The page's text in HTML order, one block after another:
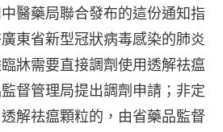
醫藥局聯合發布的這份通知指
東省新型冠狀病毒感染的肺炎
牀需要直接調劑使用透解祛瘟
督管理局提出調劑申請；非定
解祛瘟顆粒的，由省藥品監督